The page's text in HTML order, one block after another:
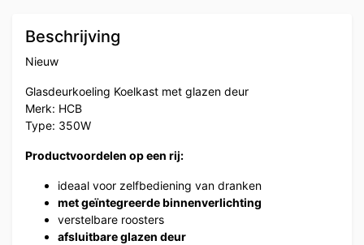
Beschrijving
Nieuw
Glasdeurkoeling Koelkast met glazen deur
Merk: HCB
Type: 350W
Productvoordelen op een rij:
ideaal voor zelfbediening van dranken
met geïntegreerde binnenverlichting
verstelbare roosters
afsluitbare glazen deur